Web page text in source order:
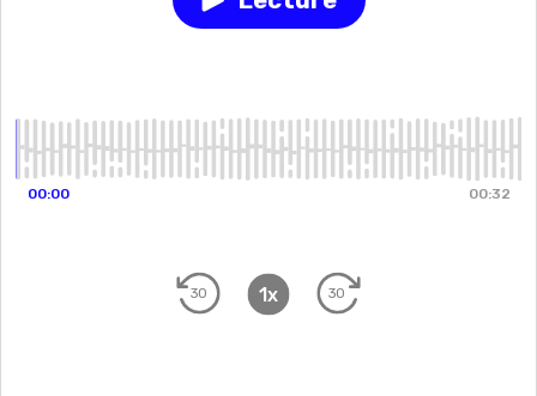
Play
episode
cacastrophe
👶🏼
00:00 00:32
30 1x 30